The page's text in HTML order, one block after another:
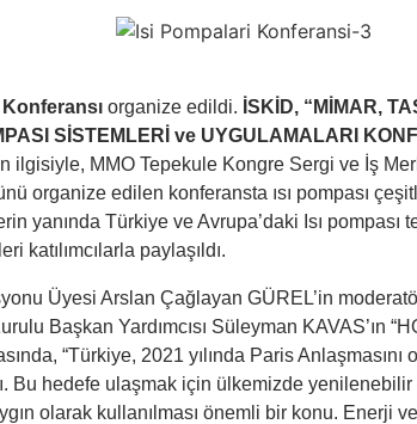
Konferansı organize edildi. İSKİD, “MİMAR,
SİSTEMLERİ ve UYGULAMALARI
ilgisiyle, MMO Tepekule Kongre Sergi ve İş
organize edilen konferansta ısı pompası
yanında Türkiye ve Avrupa’daki Isı pompası
katılımcılarla paylaşıldı.
Üyesi Arslan Çağlayan GÜREL’in
Başkan Yardımcısı Süleyman KAVAS’ın
“Türkiye, 2021 yılında Paris Anlaşmasını
Bu hedefe ulaşmak için ülkemizde yenilenebilir
olarak kullanılması önemli bir konu. Enerji